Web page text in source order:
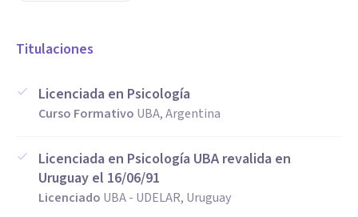
Titulaciones
Licenciada en Psicología
Curso Formativo UBA, Argentina
Licenciada en Psicología UBA revalida en
Uruguay el 16/06/91
Licenciado UBA - UDELAR, Uruguay